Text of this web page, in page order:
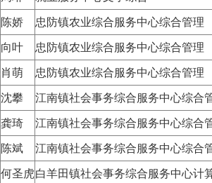
陈娇 忠防镇农业综合服务中心综合管理
向叶 忠防镇农业综合服务中心综合管理
肖萌 忠防镇农业综合服务中心综合管理
沈攀 江南镇社会事务综合服务中心综合
龚琦 江南镇社会事务综合服务中心综合
陈斌 江南镇社会事务综合服务中心综合
何圣虎白羊田镇社会事务综合服务中心计